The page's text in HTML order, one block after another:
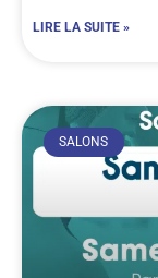
LIRE LA SUITE »
SALONS